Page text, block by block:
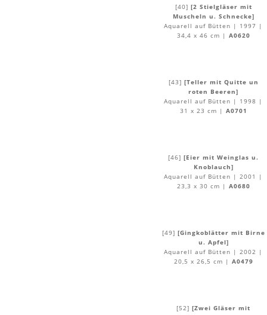
[40] [2 Stielgläser mit
Muscheln u. Schnecke]
Aquarell auf Bütten | 1997 |
34,4 x 46 cm | A0620
[43] [Teller mit Quitte un
roten Beeren]
Aquarell auf Bütten | 1998 |
31 x 23 cm | A0701
[46] [Eier mit Weinglas u.
Knoblauch]
Aquarell auf Bütten | 2001 |
23,3 x 30 cm | A0680
[49] [Gingkoblätter mit Birne
u. Apfel]
Aquarell auf Bütten | 2002 |
20,5 x 26,5 cm | A0479
[52] [Zwei Gläser mit